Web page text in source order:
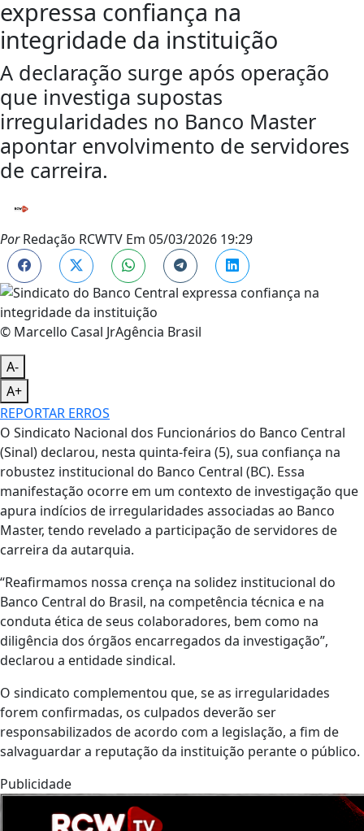
expressa confiança na
integridade da instituição
A declaração surge após operação
que investiga supostas
irregularidades no Banco Master
apontar envolvimento de servidores
de carreira.
PorRedação RCWTV Em 05/03/2026 19:29
© Marcello Casal JrAgência Brasil
A-
A+
REPORTAR ERROS
O Sindicato Nacional dos Funcionários do Banco Central
(Sinal) declarou, nesta quinta-feira (5), sua confiança na
robustez institucional do Banco Central (BC). Essa
manifestação ocorre em um contexto de investigação que
apura indícios de irregularidades associadas ao Banco
Master, tendo revelado a participação de servidores de
carreira da autarquia.
“Reafirmamos nossa crença na solidez institucional do
Banco Central do Brasil, na competência técnica e na
conduta ética de seus colaboradores, bem como na
diligência dos órgãos encarregados da investigação”,
declarou a entidade sindical.
O sindicato complementou que, se as irregularidades
forem confirmadas, os culpados deverão ser
responsabilizados de acordo com a legislação, a fim de
salvaguardar a reputação da instituição perante o público.
Publicidade